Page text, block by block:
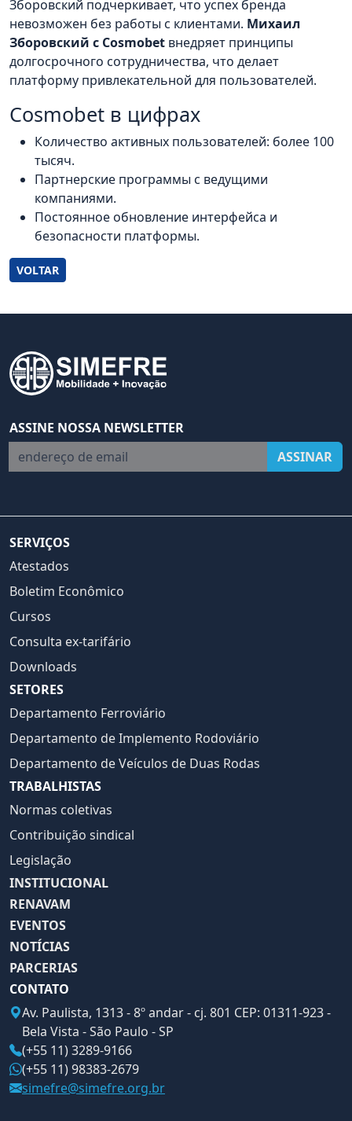
Зборовский подчеркивает, что успех бренда
невозможен без работы с клиентами. Михаил
Зборовский с Cosmobet внедряет принципы
долгосрочного сотрудничества, что делает
платформу привлекательной для пользователей.
Cosmobet в цифрах
Количество активных пользователей: более 100
тысяч.
Партнерские программы с ведущими
компаниями.
Постоянное обновление интерфейса и
безопасности платформы.
VOLTAR
ASSINE NOSSA NEWSLETTER
endereço de email
ASSINAR
SERVIÇOS
Atestados
Boletim Econômico
Cursos
Consulta ex-tarifário
Downloads
SETORES
Departamento Ferroviário
Departamento de Implemento Rodoviário
Departamento de Veículos de Duas Rodas
TRABALHISTAS
Normas coletivas
Contribuição sindical
Legislação
INSTITUCIONAL
RENAVAM
EVENTOS
NOTÍCIAS
PARCERIAS
CONTATO
Av. Paulista, 1313 - 8º andar - cj. 801 CEP: 01311-923 -
Bela Vista - São Paulo - SP
(+55 11) 3289-9166
(+55 11) 98383-2679
simefre@simefre.org.br